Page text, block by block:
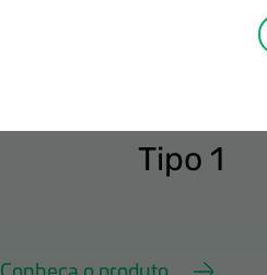
Farinha
Tipo 1